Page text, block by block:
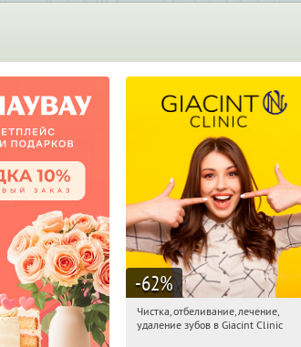
-62%
16:29:05 Получили:
Чистка, отбеливание, лечение,
удаление зубов в Giacint Clinic